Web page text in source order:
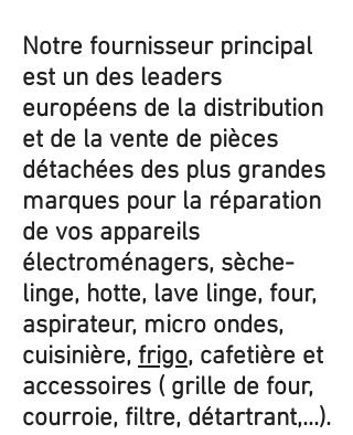
Notre fournisseur principal
est un des leaders
européens de la distribution
et de la vente de pièces
détachées des plus grandes
marques pour la réparation
de vos appareils
électroménagers, sèche-
linge, hotte, lave linge, four,
aspirateur, micro ondes,
cuisinière, frigo, cafetière et
accessoires ( grille de four,
courroie, filtre, détartrant,...).